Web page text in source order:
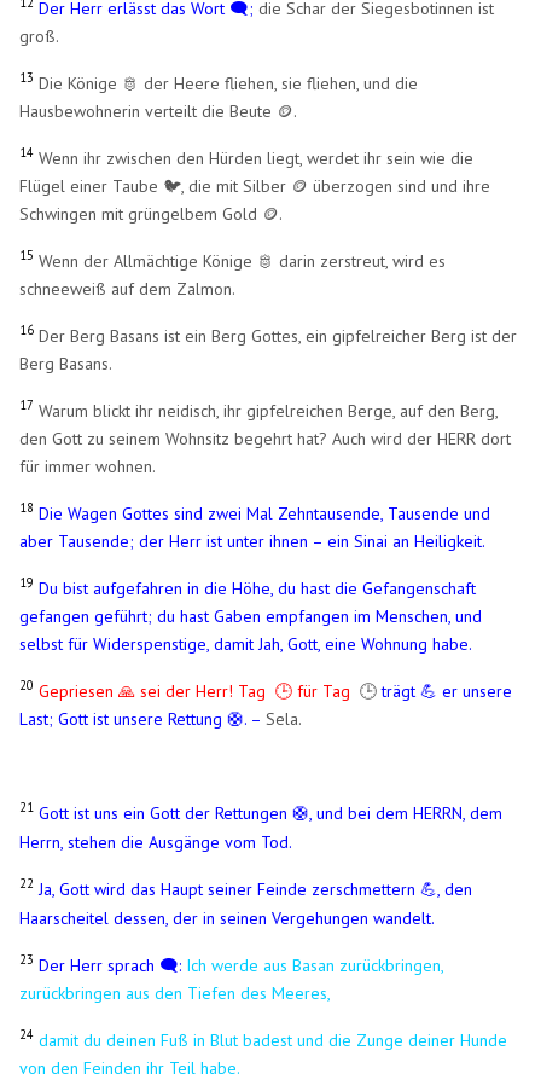
Der Herr erlässt das Wort 🗨️; die Schar der Siegesbotinnen ist
groß.
13 Die Könige 🫅 der Heere fliehen, sie fliehen, und die
Hausbewohnerin verteilt die Beute 🪙​.
14 Wenn ihr zwischen den Hürden liegt, werdet ihr sein wie die
Flügel einer Taube 🐦, die mit Silber 🪙​ überzogen sind und ihre
Schwingen mit grüngelbem Gold 🪙.
15 Wenn der Allmächtige Könige 🫅 darin zerstreut, wird es
schneeweiß auf dem Zalmon.
16 Der Berg Basans ist ein Berg Gottes, ein gipfelreicher Berg ist der
Berg Basans.
17 Warum blickt ihr neidisch, ihr gipfelreichen Berge, auf den Berg,
den Gott zu seinem Wohnsitz begehrt hat? Auch wird der HERR dort
für immer wohnen.
18 Die Wagen Gottes sind zwei Mal Zehntausende, Tausende und
aber Tausende; der Herr ist unter ihnen – ein Sinai an Heiligkeit.
19 Du bist aufgefahren in die Höhe, du hast die Gefangenschaft
gefangen geführt; du hast Gaben empfangen im Menschen, und
selbst für Widerspenstige, damit Jah, Gott, eine Wohnung habe.
20 Gepriesen 🙏 sei der Herr! Tag 🕒 für Tag 🕒trägt 💪 er unsere
Last; Gott ist unsere Rettung 🛟. – Sela.
21 Gott ist uns ein Gott der Rettungen🛟 , und bei dem HERRN, dem
Herrn, stehen die Ausgänge vom Tod.
22 Ja, Gott wird das Haupt seiner Feinde zerschmettern💪 , den
Haarscheitel dessen, der in seinen Vergehungen wandelt.
23 Der Herr sprach 🗨️: Ich werde aus Basan zurückbringen,
zurückbringen aus den Tiefen des Meeres,
24 damit du deinen Fuß in Blut badest und die Zunge deiner Hunde
von den Feinden ihr Teil habe.